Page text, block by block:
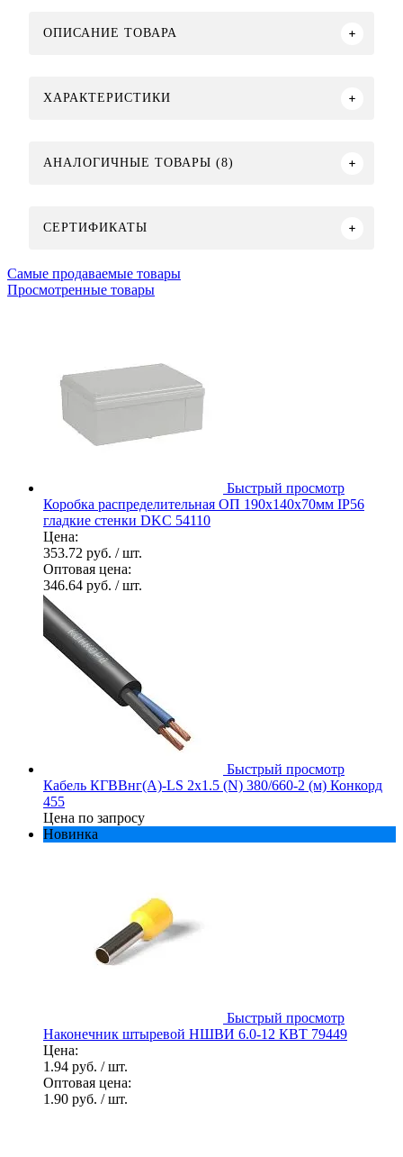
ОПИСАНИЕ ТОВАРА
ХАРАКТЕРИСТИКИ
АНАЛОГИЧНЫЕ ТОВАРЫ (8)
СЕРТИФИКАТЫ
Самые продаваемые товары
Просмотренные товары
Быстрый просмотр
Коробка распределительная ОП 190х140х70мм IP56
гладкие стенки DKC 54110
Цена:
353.72 руб. / шт.
Оптовая цена:
346.64 руб. / шт.
Быстрый просмотр
Кабель КГВВнг(А)-LS 2х1.5 (N) 380/660-2 (м) Конкорд
455
Цена по запросу
Новинка
Быстрый просмотр
Наконечник штыревой НШВИ 6.0-12 КВТ 79449
Цена:
1.94 руб. / шт.
Оптовая цена:
1.90 руб. / шт.